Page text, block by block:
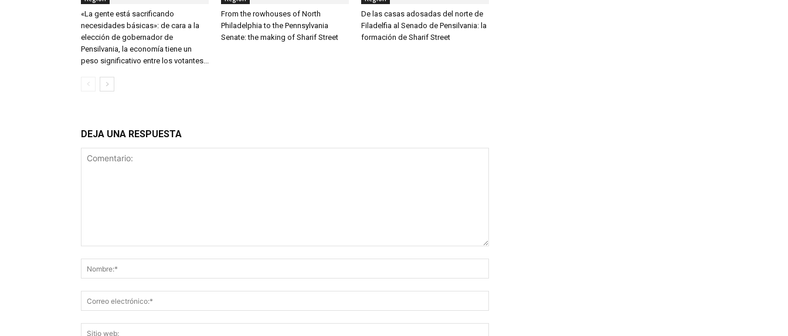
«La gente está sacrificando
necesidades básicas»: de cara a la
elección de gobernador de
Pensilvania, la economía tiene un
peso significativo entre los votantes...
From the rowhouses of North
Philadelphia to the Pennsylvania
Senate: the making of Sharif Street
De las casas adosadas del norte de
Filadelfia al Senado de Pensilvania: la
formación de Sharif Street
DEJA UNA RESPUESTA